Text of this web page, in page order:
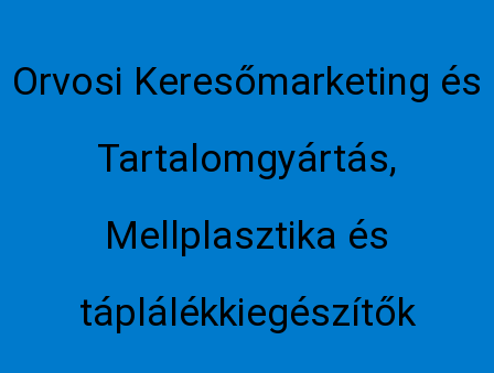
Orvosi Keresőmarketing és
Tartalomgyártás,
Mellplasztika és
táplálékkiegészítők